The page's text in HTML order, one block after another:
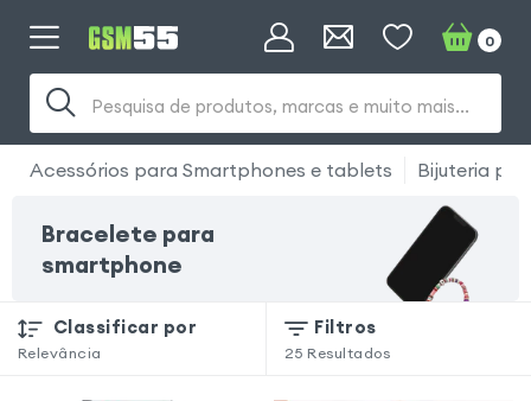
Pesquisa de produtos, marcas e muito mais...
0
Acessórios para Smartphones e tablets Bijuteria
Bracelete para
smartphone
Classificar por
Relevância
Filtros
25 Resultados